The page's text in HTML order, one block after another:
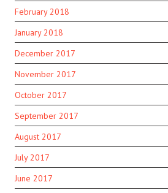
February 2018
January 2018
December 2017
November 2017
October 2017
September 2017
August 2017
July 2017
June 2017